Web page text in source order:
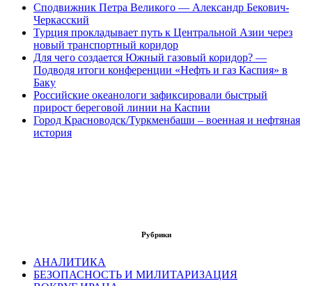
Сподвижник Петра Великого — Александр Бекович-
Черкасский
Турция прокладывает путь к Центральной Азии через
новый транспортный коридор
Для чего создается Южный газовый коридор? —
Подводя итоги конференции «Нефть и газ Каспия» в
Баку
Российские океанологи зафиксировали быстрый
прирост береговой линии на Каспии
Город Красноводск/Туркменбаши – военная и нефтяная
история
Рубрики
АНАЛИТИКА
БЕЗОПАСНОСТЬ И МИЛИТАРИЗАЦИЯ